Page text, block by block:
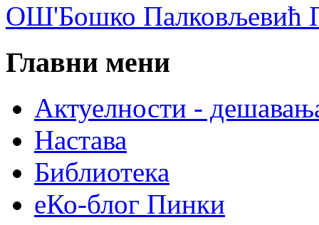
ОШ'Бошко Палковљевић
Главни мени
Актуелности -
Настава
Библиотека
еКо-блог Пинки